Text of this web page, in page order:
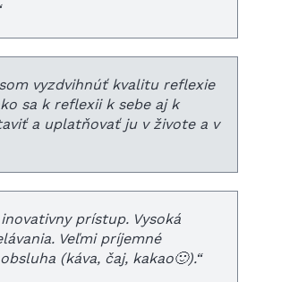
vyzdvihnúť kvalitu reflexie
sa k reflexii k sebe aj k
a uplatňovať ju v živote a v
prístup. Vysoká
Veľmi príjemné
(káva, čaj, kakao🙂).“